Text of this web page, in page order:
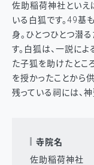
佐助稲荷神社といえ
いる白狐です。49基
身。ひとつひとつ潜
す。白狐は、一説に
た子狐を助けたとこ
を授かったことから
残っている祠には、
寺院名
佐助稲荷神社